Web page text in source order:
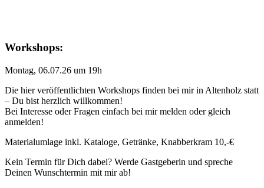
Workshops:
Montag, 06.07.26 um 19h
Die hier veröffentlichten Workshops finden bei mir in Altenholz statt
– Du bist herzlich willkommen!
Bei Interesse oder Fragen einfach bei mir melden oder gleich
anmelden!
Materialumlage inkl. Kataloge, Getränke, Knabberkram 10,-€
Kein Termin für Dich dabei? Werde Gastgeberin und spreche
Deinen Wunschtermin mit mir ab!